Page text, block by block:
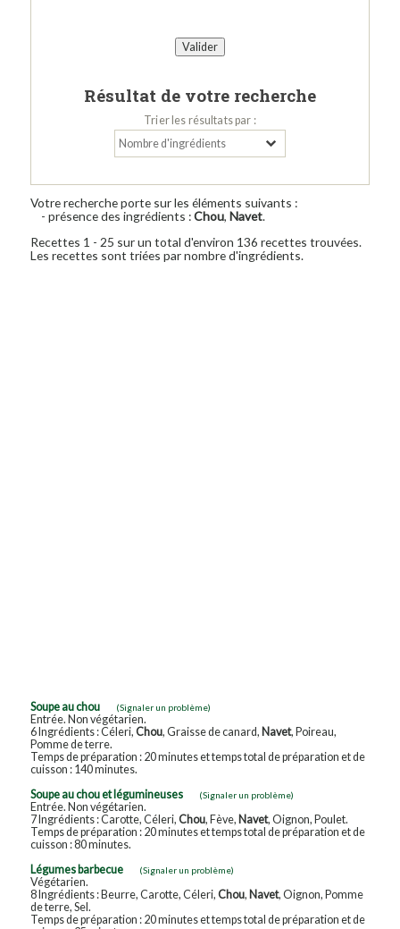
Résultat de votre recherche
Trier les résultats par :
Votre recherche porte sur les éléments suivants :
- présence des ingrédients :Chou, Navet.
Recettes 1 - 25 sur un total d'environ 136 recettes trouvées.
Les recettes sont triées par nombre d'ingrédients.
Soupe au chou (Signaler un problème)
Entrée. Non végétarien.
6 Ingrédients : Céleri, Chou, Graisse de canard, Navet, Poireau,
Pomme de terre.
Temps de préparation : 20 minutes et temps total de préparation et de
cuisson : 140 minutes.
Soupe au chou et légumineuses
(Signaler un problème)
Entrée. Non végétarien.
7 Ingrédients : Carotte, Céleri, Chou, Fève, Navet, Oignon, Poulet.
Temps de préparation : 20 minutes et temps total de préparation et de
cuisson : 80 minutes.
Légumes barbecue
(Signaler un problème)
Végétarien.
8 Ingrédients : Beurre, Carotte, Céleri, Chou, Navet, Oignon, Pomme
de terre, Sel.
Temps de préparation : 20 minutes et temps total de préparation et de